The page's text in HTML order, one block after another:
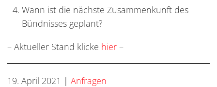
Wann ist die nächste Zusammenkunft des
Bündnisses geplant?
– Aktueller Stand klicke hier –
19. April 2021 | Anfragen